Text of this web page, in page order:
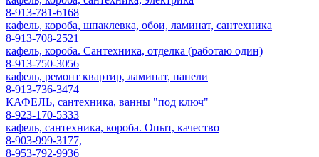
8-913-781-6168
кафель, короба, шпаклевка, обои, ламинат, сантехника
8-913-708-2521
кафель, короба. Сантехника, отделка (работаю один)
8-913-750-3056
кафель, ремонт квартир, ламинат, панели
8-913-736-3474
КАФЕЛЬ, сантехника, ванны "под ключ"
8-923-170-5333
кафель, сантехника, короба. Опыт, качество
8-903-999-3177,
8-953-792-9936